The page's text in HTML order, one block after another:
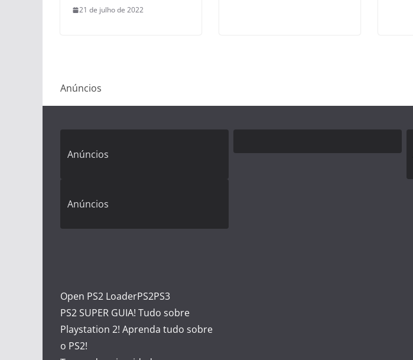
21 de julho de 2022
Anúncios
Anúncios
Anúncios
Open PS2 LoaderPS2PS3
PS2 SUPER GUIA! Tudo sobre
Playstation 2! Aprenda tudo sobre
o PS2!